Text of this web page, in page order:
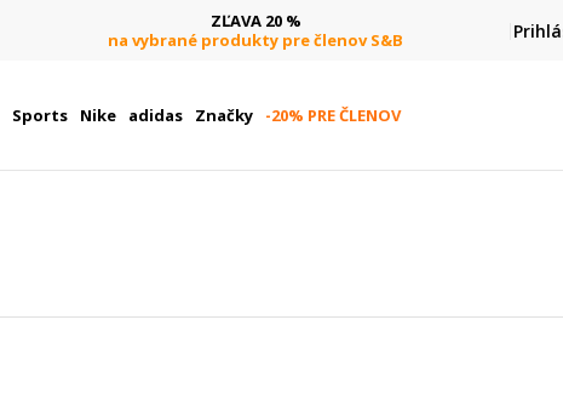
ZĽAVA 20 %
na vybrané produkty pre členov S&B
pri
Sports Nike adidas Značky -20% PRE ČLENOV